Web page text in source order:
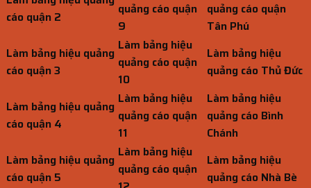
cáo quận 2
quảng cáo quận
9
quảng cáo quận
Tân Phú
Làm bảng hiệu quảng
cáo quận 3
Làm bảng hiệu
quảng cáo quận
10
Làm bảng hiệu
quảng cáo Thủ Đức
Làm bảng hiệu quảng
cáo quận 4
Làm bảng hiệu
quảng cáo quận
11
Làm bảng hiệu
quảng cáo Bình
Chánh
Làm bảng hiệu quảng
cáo quận 5
Làm bảng hiệu
quảng cáo quận
Làm bảng hiệu
quảng cáo Nhà Bè